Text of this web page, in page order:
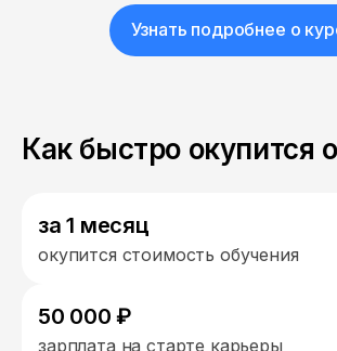
Узнать подробнее о
Как быстро окупится
за 1 месяц
окупится стоимость обучения
50 000 ₽
зарплата на старте карьеры